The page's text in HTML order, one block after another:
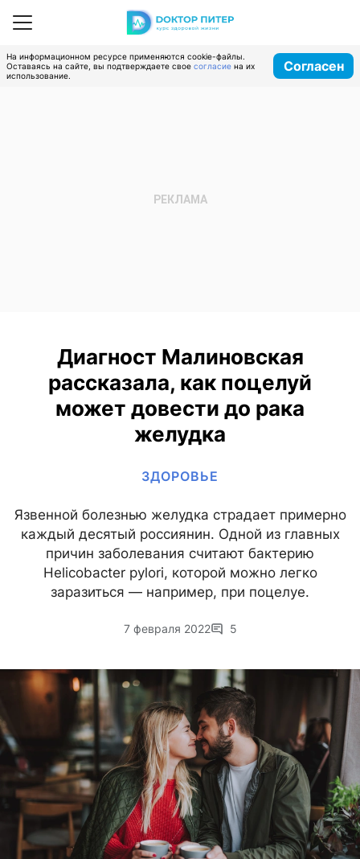
На информационном ресурсе применяются cookie-файлы.
Оставаясь на сайте, вы подтверждаете свое согласие на их
использование.
Согласен
Диагност Малиновская
рассказала, как поцелуй
может довести до рака
желудка
ЗДОРОВЬЕ
Язвенной болезнью желудка страдает примерно
каждый десятый россиянин. Одной из главных
причин заболевания считают бактерию
Helicobacter pylori, которой можно легко
заразиться — например, при поцелуе.
7 февраля 2022 5